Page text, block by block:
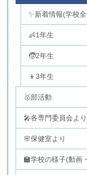
✨新着情報(学校
👶1年生
🧒2年生
👦3年生
🥇部活動
🎤各専門委員会よ
🌸保健室より
🏫学校の様子(動画